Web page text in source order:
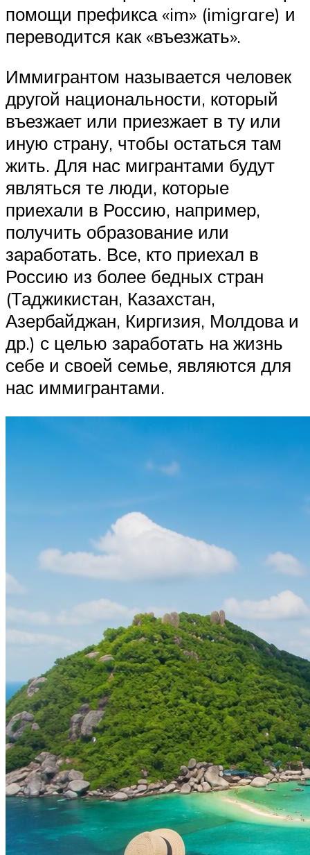
помощи префикса «im» (imigrare) и
переводится как «въезжать».
Иммигрантом называется человек
другой национальности, который
въезжает или приезжает в ту или
иную страну, чтобы остаться там
жить. Для нас мигрантами будут
являться те люди, которые
приехали в Россию, например,
получить образование или
заработать. Все, кто приехал в
Россию из более бедных стран
(Таджикистан, Казахстан,
Азербайджан, Киргизия, Молдова и
др.) с целью заработать на жизнь
себе и своей семье, являются для
нас иммигрантами.